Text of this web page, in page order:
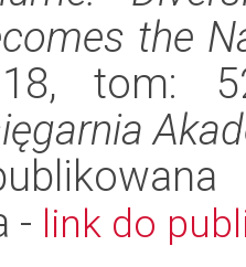
the
tom:
- link do